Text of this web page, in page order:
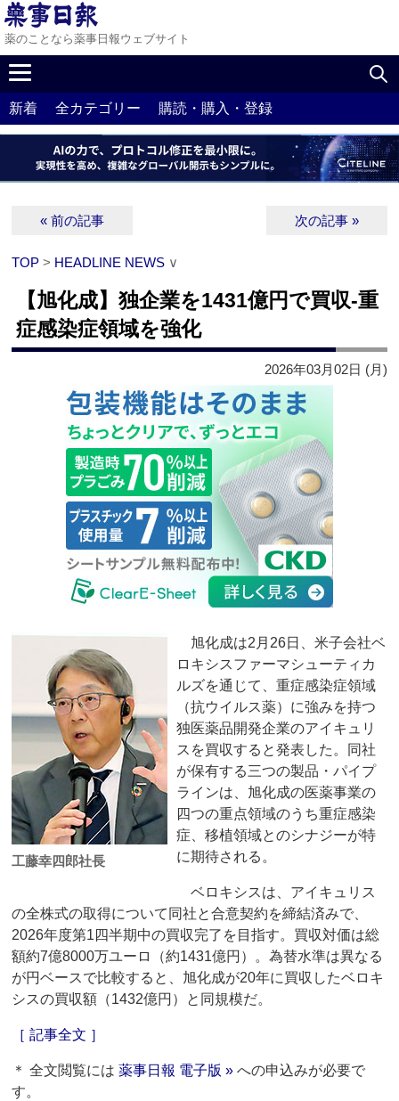
薬のことなら薬事日報ウェブサイト
新着 全カテゴリー 購読・購入・登録
« 前の記事 次の記事 »
TOP > HEADLINE NEWS ∨
【旭化成】独企業を1431億円で買収‐重
症感染症領域を強化
2026年03月02日 (月)
工藤幸四郎社長
旭化成は2月26日、米子会社ベ
ロキシスファーマシューティカ
ルズを通じて、重症感染症領域
（抗ウイルス薬）に強みを持つ
独医薬品開発企業のアイキュリ
スを買収すると発表した。同社
が保有する三つの製品・パイプ
ラインは、旭化成の医薬事業の
四つの重点領域のうち重症感染
症、移植領域とのシナジーが特
に期待される。
ベロキシスは、アイキュリス
の全株式の取得について同社と合意契約を締結済みで、
2026年度第1四半期中の買収完了を目指す。買収対価は総
額約7億8000万ユーロ（約1431億円）。為替水準は異なる
が円ベースで比較すると、旭化成が20年に買収したベロキ
シスの買収額（1432億円）と同規模だ。
［ 記事全文 ］
＊ 全文閲覧には薬事日報 電子版 » への申込みが必要で
す。